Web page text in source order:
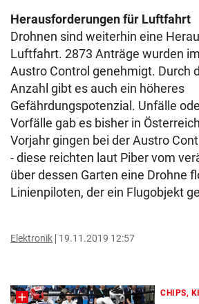
Herausforderungen für Luftfahrt
Drohnen sind weiterhin eine
Luftfahrt. 2873 Anträge wurden
Austro Control genehmigt. Durch
Anzahl gibt es auch ein höheres
Gefährdungspotenzial. Unfälle
Vorfälle gab es bisher in
Vorjahr gingen bei der Austro
- diese reichten laut Piber vom
über dessen Garten eine Drohne
Linienpiloten, der ein Flugobjekt
Elektronik 19.11.2019 12:57
CHIPS,